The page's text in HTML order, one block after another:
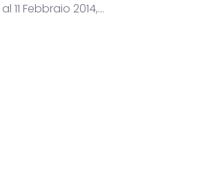
Febbraio 2014,...